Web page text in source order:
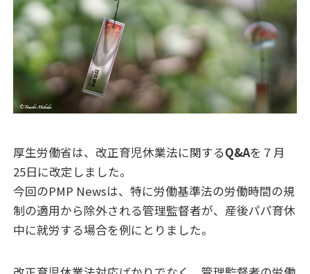
厚生労働省は、改正育児休業法に関するQ&Aを７月
25日に改定しました。
今回のPMP Newsは、特に労働基準法の労働時間の規
制の適用から除外される管理監督者が、産後パパ育休
中に就労する場合を例にとりました。